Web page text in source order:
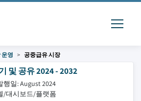
운영 공중급유 시장
및 공유 2024 - 2032
행일: August 2024
/대시보드/플랫폼